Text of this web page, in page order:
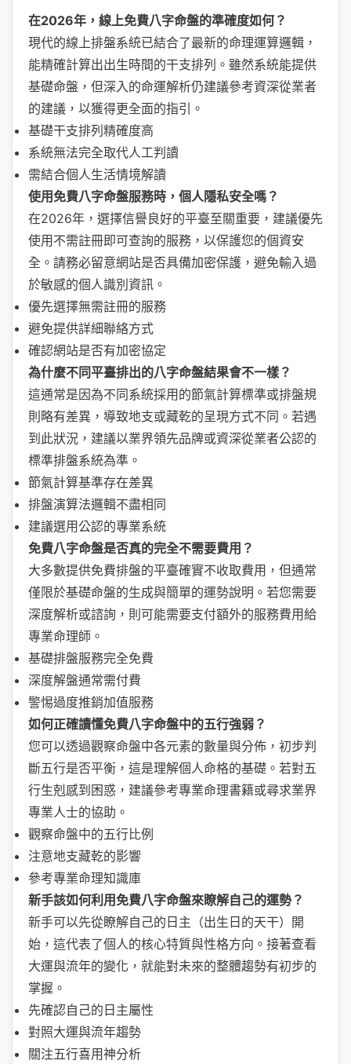
在2026年，線上免費八字命盤的準確度如何？
現代的線上排盤系統已結合了最新的命理運算邏輯，
能精確計算出出生時間的干支排列。雖然系統能提供
基礎命盤，但深入的命運解析仍建議參考資深從業者
的建議，以獲得更全面的指引。
基礎干支排列精確度高
系統無法完全取代人工判讀
需結合個人生活情境解讀
使用免費八字命盤服務時，個人隱私安全嗎？
在2026年，選擇信譽良好的平臺至關重要，建議優先
使用不需註冊即可查詢的服務，以保護您的個資安
全。請務必留意網站是否具備加密保護，避免輸入過
於敏感的個人識別資訊。
優先選擇無需註冊的服務
避免提供詳細聯絡方式
確認網站是否有加密協定
為什麼不同平臺排出的八字命盤結果會不一樣？
這通常是因為不同系統採用的節氣計算標準或排盤規
則略有差異，導致地支或藏乾的呈現方式不同。若遇
到此狀況，建議以業界領先品牌或資深從業者公認的
標準排盤系統為準。
節氣計算基準存在差異
排盤演算法邏輯不盡相同
建議選用公認的專業系統
免費八字命盤是否真的完全不需要費用？
大多數提供免費排盤的平臺確實不收取費用，但通常
僅限於基礎命盤的生成與簡單的運勢說明。若您需要
深度解析或諮詢，則可能需要支付額外的服務費用給
專業命理師。
基礎排盤服務完全免費
深度解盤通常需付費
警惕過度推銷加值服務
如何正確讀懂免費八字命盤中的五行強弱？
您可以透過觀察命盤中各元素的數量與分佈，初步判
斷五行是否平衡，這是理解個人命格的基礎。若對五
行生剋感到困惑，建議參考專業命理書籍或尋求業界
專業人士的協助。
觀察命盤中的五行比例
注意地支藏乾的影響
參考專業命理知識庫
新手該如何利用免費八字命盤來瞭解自己的運勢？
新手可以先從瞭解自己的日主（出生日的天干）開
始，這代表了個人的核心特質與性格方向。接著查看
大運與流年的變化，就能對未來的整體趨勢有初步的
掌握。
先確認自己的日主屬性
對照大運與流年趨勢
關注五行喜用神分析